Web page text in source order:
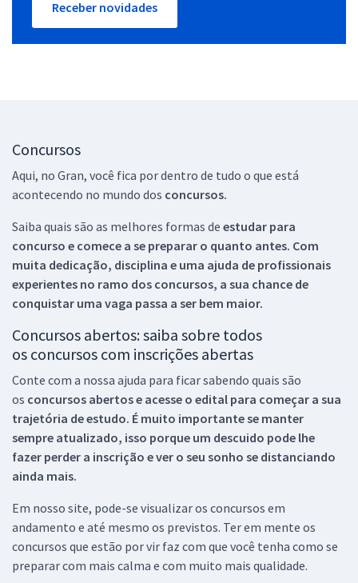
Receber novidades
Concursos
Aqui, no Gran, você fica por dentro de tudo o que está
acontecendo no mundo dos concursos.
Saiba quais são as melhores formas de estudar para
concurso e comece a se preparar o quanto antes. Com
muita dedicação, disciplina e uma ajuda de profissionais
experientes no ramo dos concursos, a sua chance de
conquistar uma vaga passa a ser bem maior.
Concursos abertos: saiba sobre todos
os concursos com inscrições abertas
Conte com a nossa ajuda para ficar sabendo quais são
os concursos abertos e acesse o edital para começar a sua
trajetória de estudo. É muito importante se manter
sempre atualizado, isso porque um descuido pode lhe
fazer perder a inscrição e ver o seu sonho se distanciando
ainda mais.
Em nosso site, pode-se visualizar os concursos em
andamento e até mesmo os previstos. Ter em mente os
concursos que estão por vir faz com que você tenha como se
preparar com mais calma e com muito mais qualidade.